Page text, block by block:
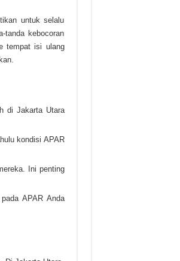
untuk selalu
tanda kebocoran
tempat isi ulang
di Jakarta Utara
kondisi APAR
Ini penting
APAR Anda